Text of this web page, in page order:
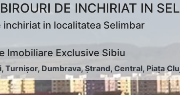
DE INCHIRIAT IN
inchiriat in localitatea Selimbar
Imobiliare Exclusive Sibiu
,Turnișor, Dumbrava,Ștrand, Central, Piața